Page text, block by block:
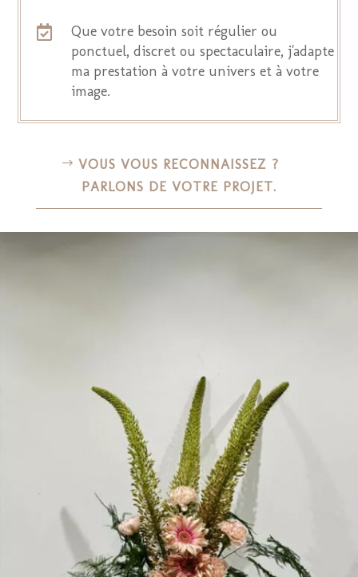

Que votre besoin soit régulier ou
ponctuel, discret ou spectaculaire, j'adapte
ma prestation à votre univers et à votre
image.
VOUS VOUS RECONNAISSEZ ?
PARLONS DE VOTRE PROJET.